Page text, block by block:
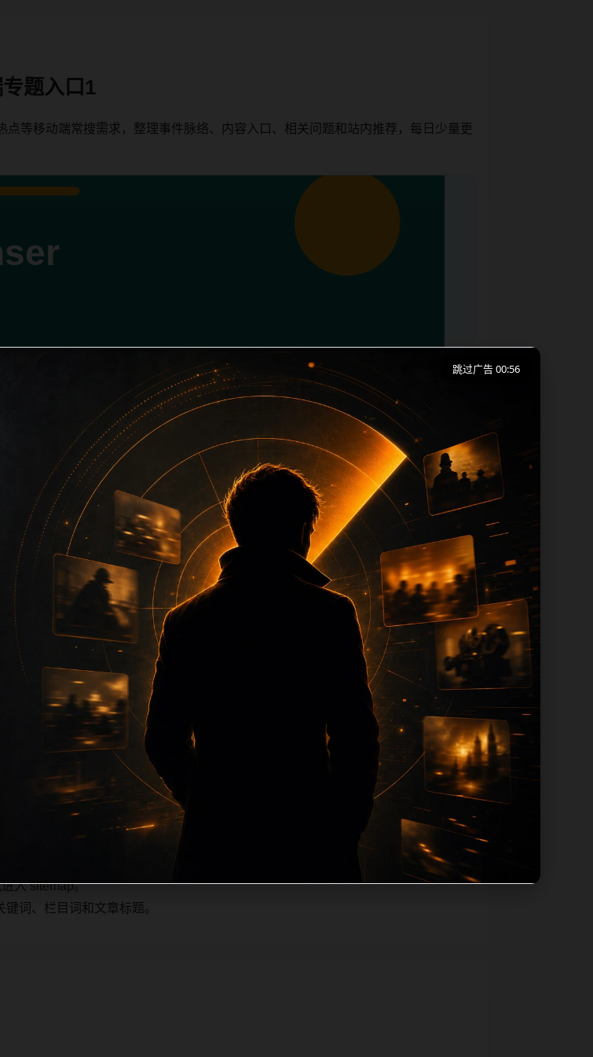
题入口1
等移动端常搜需求，整理事件脉络、内容入口、相关问题和站内推荐，每日少量更
瓜事件合集和实时热榜展开，适合移动端用户在短时间内理解页面主题、入口路径
图片说明一致，减少无关词堆砌，避免同一批页面出现高度重复。从搜索体验看，
通过栏目入口继续浏览同类内容。因此本页保留面包屑、同类推荐、热门推荐、上一
后续更新会围绕实时热榜持续补充新内容，每次新增保持少量、稳定、
成。如果采集内容缺少图片，将使用同主题默认图兜底；如果标题过短、描述为
还加入常见问题和站内推荐，帮助用户从一个入口跳转到同类页面、专题合集和热榜
，重点承担栏目深度补齐、内链结构完善和后续采集归类的承接作用。
入 sitemap。
词、栏目词和文章标题。
跳过广告 00:56